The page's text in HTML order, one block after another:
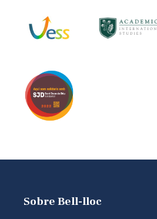
Sobre Bell-lloc